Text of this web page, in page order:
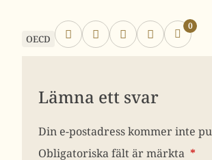
OECD
0
Lämna ett svar
Din e-postadress kommer inte
Obligatoriska fält är märkta *